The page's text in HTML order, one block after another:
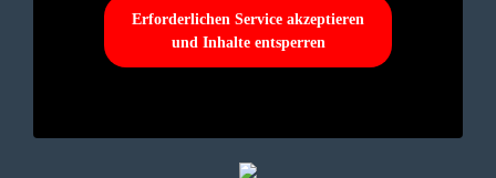
Erforderlichen Service akzeptieren
und Inhalte entsperren